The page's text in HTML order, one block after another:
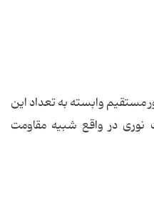
مستقیم وابسته به تعداد این
در واقع شبیه مقاومت